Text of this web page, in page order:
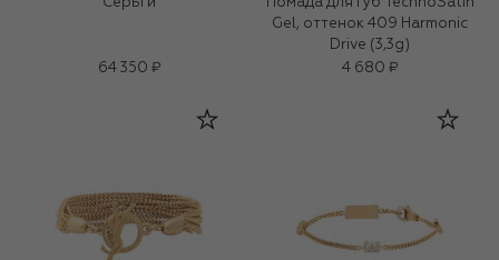
Серьги
64 350 ₽
Помада для губ TechnoSatin
Gel, оттенок 409 Harmonic
Drive (3,3g)
4 680 ₽